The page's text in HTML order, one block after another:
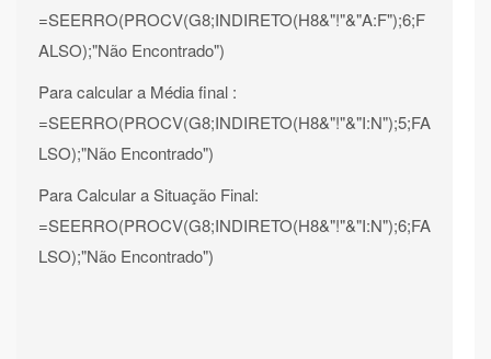
=SEERRO(PROCV(G8;INDIRETO(H8&"!"&"A:F");6;F
ALSO);"Não Encontrado")
Para calcular a Média final :
=SEERRO(PROCV(G8;INDIRETO(H8&"!"&"I:N");5;FA
LSO);"Não Encontrado")
Para Calcular a Situação Final:
=SEERRO(PROCV(G8;INDIRETO(H8&"!"&"I:N");6;FA
LSO);"Não Encontrado")